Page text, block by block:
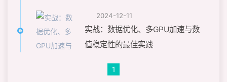
2024-12-11
实战：数据优化、多GPU加速与数
值稳定性的最佳实践
1